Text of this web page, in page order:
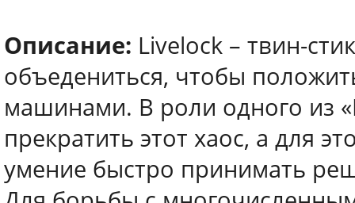
Описание: Livelock – твин-
объедениться, чтобы
машинами. В роли одного из
прекратить этот хаос, а для
умение быстро принимать